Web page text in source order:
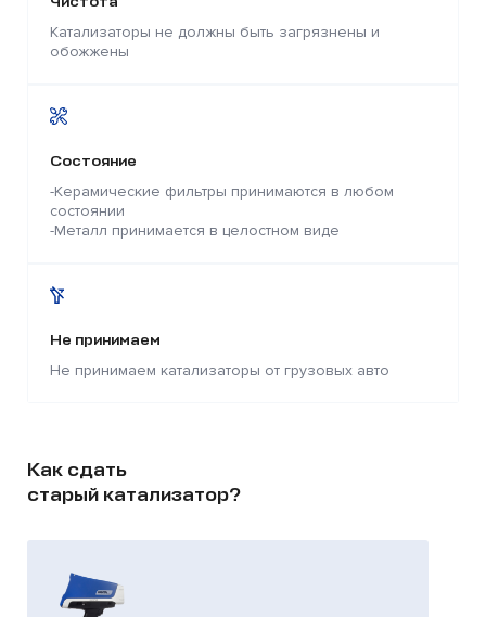
Катализаторы не должны быть загрязнены и
обожжены
Состояние
-Керамические фильтры принимаются в любом
состоянии
-Металл принимается в целостном виде
Не принимаем
Не принимаем катализаторы от грузовых авто
Как сдать
старый катализатор?